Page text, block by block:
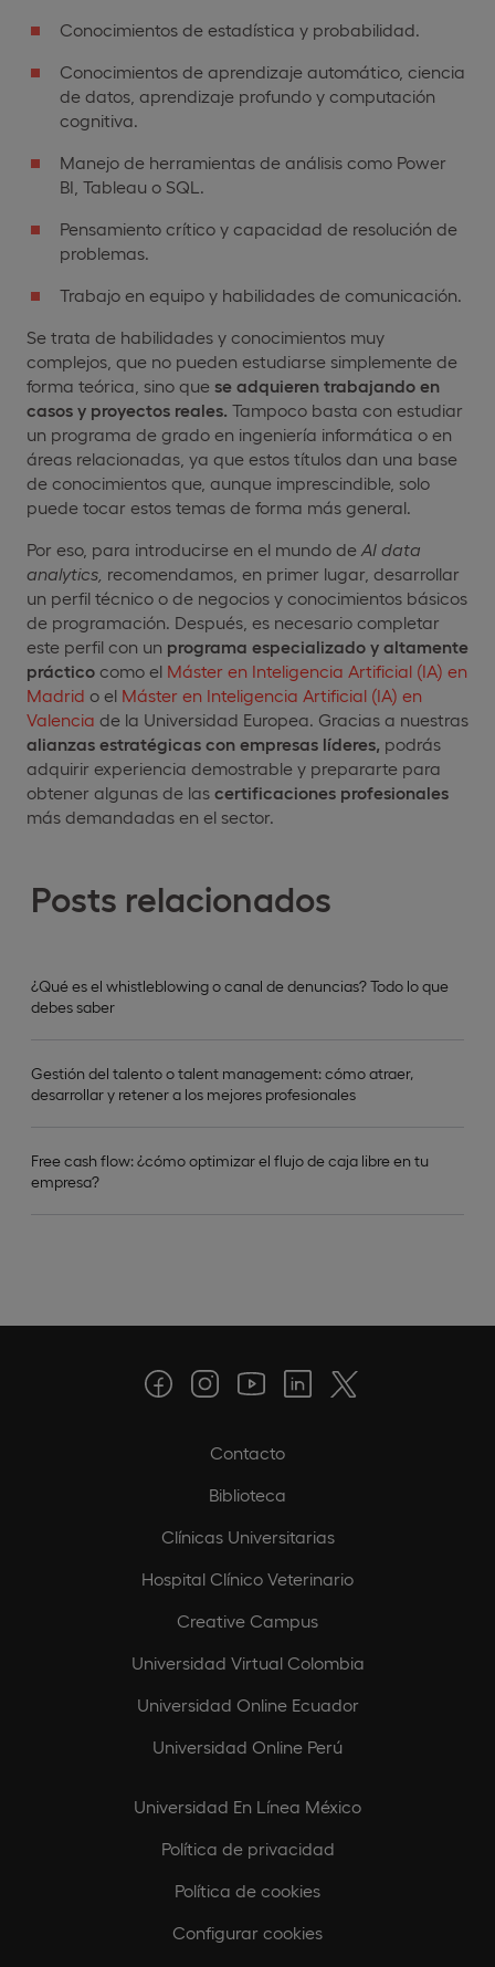
Posts relacionados
¿Qué es el whistleblowing o canal de denuncias? Todo lo que
debes saber
Gestión del talento o talent management: cómo atraer,
desarrollar y retener a los mejores profesionales
Free cash flow: ¿cómo optimizar el flujo de caja libre en tu
empresa?
Conocimientos de estadística y probabilidad.
Conocimientos de aprendizaje automático, ciencia
de datos, aprendizaje profundo y computación
cognitiva.
Manejo de herramientas de análisis como Power
BI, Tableau o SQL.
Pensamiento crítico y capacidad de resolución de
problemas.
Trabajo en equipo y habilidades de comunicación.
Se trata de habilidades y conocimientos muy
complejos, que no pueden estudiarse simplemente de
forma teórica, sino que se adquieren trabajando en
casos y proyectos reales. Tampoco basta con estudiar
un programa de grado en ingeniería informática o en
áreas relacionadas, ya que estos títulos dan una base
de conocimientos que, aunque imprescindible, solo
puede tocar estos temas de forma más general.
Por eso, para introducirse en el mundo de AI data
analytics, recomendamos, en primer lugar, desarrollar
un perfil técnico o de negocios y conocimientos básicos
de programación. Después, es necesario completar
este perfil con un programa especializado y altamente
práctico como el Máster en Inteligencia Artificial (IA) en
Madrid o el Máster en Inteligencia Artificial (IA) en
Valencia de la Universidad Europea. Gracias a nuestras
alianzas estratégicas con empresas líderes, podrás
adquirir experiencia demostrable y prepararte para
obtener algunas de las certificaciones profesionales
más demandadas en el sector.
Contacto
Biblioteca
Clínicas Universitarias
Hospital Clínico Veterinario
Creative Campus
Universidad Virtual Colombia
Universidad Online Ecuador
Universidad Online Perú
Universidad En Línea México
Política de privacidad
Política de cookies
Configurar cookies